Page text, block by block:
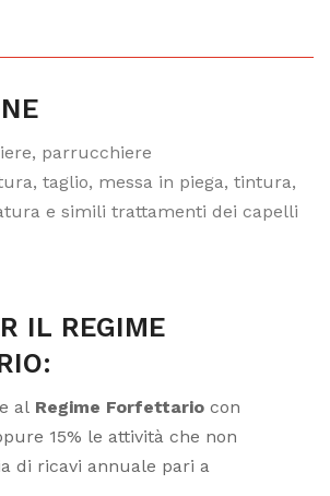
parrucchiere
taglio, messa in piega, tintura,
e simili trattamenti dei capelli
IL REGIME
al Regime Forfettario con
15% le attività che non
di ricavi annuale pari a